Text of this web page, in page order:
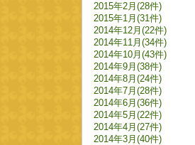
2015年2月(28件)
2015年1月(31件)
2014年12月(22件)
2014年11月(34件)
2014年10月(43件)
2014年9月(38件)
2014年8月(24件)
2014年7月(28件)
2014年6月(36件)
2014年5月(22件)
2014年4月(27件)
2014年3月(40件)